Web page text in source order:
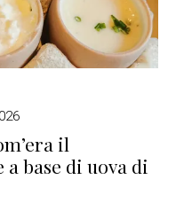
il
base di uova di